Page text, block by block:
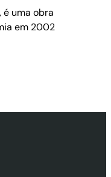
é uma obra
em 2002